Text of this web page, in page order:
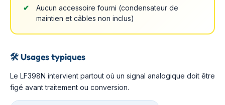
Aucun accessoire fourni (condensateur de
maintien et câbles non inclus)
🛠️Usages typiques
Le LF398N intervient partout où un signal analogique doit être
figé avant traitement ou conversion.